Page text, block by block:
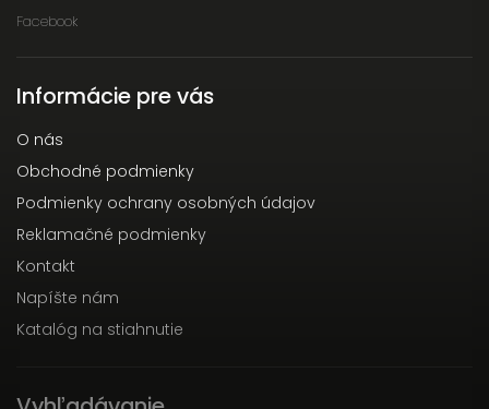
Facebook
Informácie pre vás
O nás
Obchodné podmienky
Podmienky ochrany osobných údajov
Reklamačné podmienky
Kontakt
Napíšte nám
Katalóg na stiahnutie